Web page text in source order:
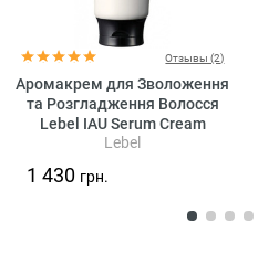
Отзывы (2)
Аромакрем для Зволоження
та Розгладження Волосся
Lebel IAU Serum Cream
Lebel
1 430 грн.